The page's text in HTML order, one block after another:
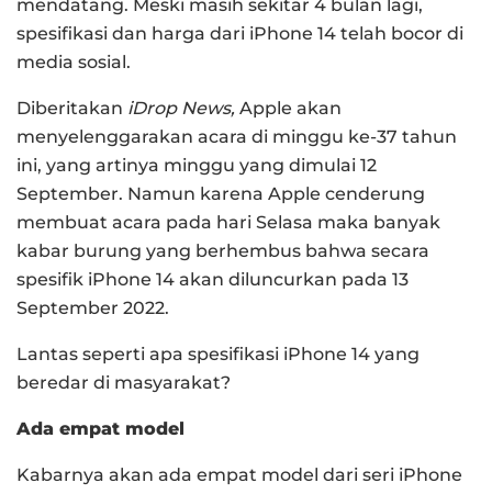
mendatang. Meski masih sekitar 4 bulan lagi,
spesifikasi dan harga dari iPhone 14 telah bocor di
media sosial.
Diberitakan iDrop News, Apple akan
menyelenggarakan acara di minggu ke-37 tahun
ini, yang artinya minggu yang dimulai 12
September. Namun karena Apple cenderung
membuat acara pada hari Selasa maka banyak
kabar burung yang berhembus bahwa secara
spesifik iPhone 14 akan diluncurkan pada 13
September 2022.
Lantas seperti apa spesifikasi iPhone 14 yang
beredar di masyarakat?
Ada empat model
Kabarnya akan ada empat model dari seri iPhone